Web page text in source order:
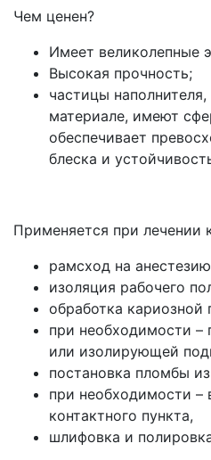
Чем ценен?
Имеет великолепные
Высокая прочность;
частицы
материале, имеют
обеспечивает
блеска и
Применяется при лечении
рамсход на
изоляция рабочего
обработка кариозной
при необходимости –
или изолирующей
постановка пломбы
при необходимости –
контактного пункта,
шлифовка и